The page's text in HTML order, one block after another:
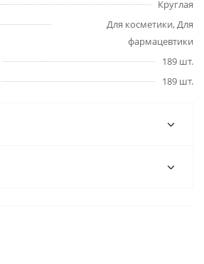
Круглая
Для косметики, Для
фармацевтики
189 шт.
189 шт.